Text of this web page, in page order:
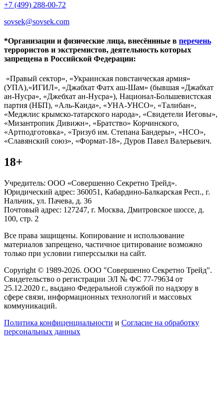
+7 (499) 288-00-72
sovsek@sovsek.com
*Организации и физические лица, внесённные в перечень
террористов и экстремистов, деятельность которых
запрещена в Российской Федерации:
«Правый сектор», «Украинская повстанческая армия»
(УПА),«ИГИЛ», «Джабхат Фатх аш-Шам» (бывшая «Джабхат
ан-Нусра», «Джебхат ан-Нусра»), Национал-Большевистская
партия (НБП), «Аль-Каида», «УНА-УНСО», «Талибан»,
«Меджлис крымско-татарского народа», «Свидетели Иеговы»,
«Мизантропик Дивижн», «Братство» Корчинского,
«Артподготовка», «Тризуб им. Степана Бандеры», «НСО»,
«Славянский союз», «Формат-18», Дуров Павел Валерьевич.
18+
Учредитель: ООО «Совершенно Секретно Трейд».
Юридический адрес: 360051, Кабардино-Балкарская Респ., г.
Нальчик, ул. Пачева, д. 36
Почтовый адрес: 127247, г. Москва, Дмитровское шоссе, д.
100, стр. 2
Все права защищены. Копирование и использование
материалов запрещено, частичное цитирование возможно
только при условии гиперссылки на сайт.
Copyright © 1989-2026. ООО "Совершенно Секретно Трейд".
Свидетельство о регистрации ЭЛ № ФС 77-79634 от
25.12.2020 г., выдано Федеральной службой по надзору в
сфере связи, информационных технологий и массовых
коммуникаций.
Политика конфиценциальности и Согласие на обработку
персональных данных